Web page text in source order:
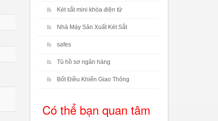
Két sắt mini khóa điện tử
Nhà Máy Sản Xuất Két Sắt
safes
Tủ hồ sơ ngân hàng
Bốt Điều Khiển Giao Thông
Có thể bạn quan tâm